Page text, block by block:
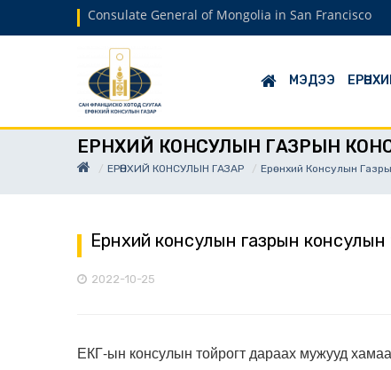
Consulate General of Mongolia in San Francisco
МЭДЭЭ
ЕРӨНХИЙ КОНСУЛЫН ГАЗРЫН
ЕРӨНХИЙ КОНСУЛЫН ГАЗАР Ерөнхий Консулын
Ерөнхий консулын газрын консулын
2022-10-25
ЕКГ-ын консулын тойрогт дараах мужууд